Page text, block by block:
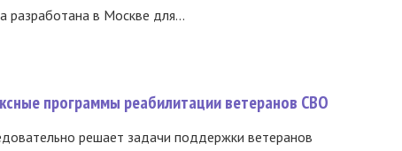
в Москве для...
программы реабилитации ветеранов СВО
решает задачи поддержки ветеранов